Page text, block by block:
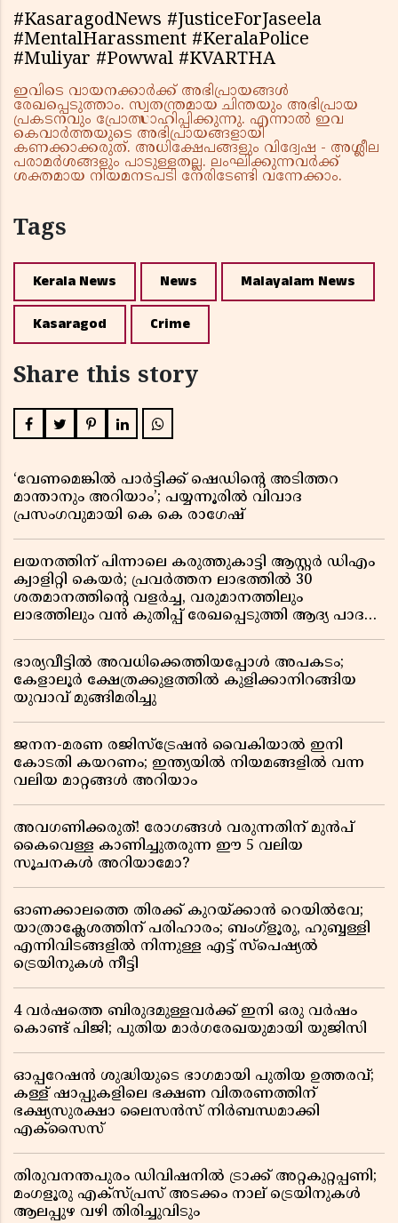
#KasaragodNews #JusticeForJaseela
#MentalHarassment #KeralaPolice
#Muliyar #Powwal #KVARTHA
ഇവിടെ വായനക്കാർക്ക് അഭിപ്രായങ്ങൾ
രേഖപ്പെടുത്താം. സ്വതന്ത്രമായ ചിന്തയും അഭിപ്രായ
പ്രകടനവും പ്രോത്സാഹിപ്പിക്കുന്നു. എന്നാൽ ഇവ
കെവാർത്തയുടെ അഭിപ്രായങ്ങളായി
കണക്കാക്കരുത്. അധിക്ഷേപങ്ങളും വിദ്വേഷ - അശ്ലീല
പരാമർശങ്ങളും പാടുള്ളതല്ല. ലംഘിക്കുന്നവർക്ക്
ശക്തമായ നിയമനടപടി നേരിടേണ്ടി വന്നേക്കാം.
Tags
Kerala News News Malayalam News
Kasaragod Crime
Share this story
‘വേണമെങ്കിൽ പാർട്ടിക്ക് ഷെഡിൻ്റെ അടിത്തറ
മാന്താനും അറിയാം’; പയ്യന്നൂരിൽ വിവാദ
പ്രസംഗവുമായി കെ കെ രാഗേഷ്
ലയനത്തിന് പിന്നാലെ കരുത്തുകാട്ടി ആസ്റ്റർ ഡിഎം
ക്വാളിറ്റി കെയർ; പ്രവർത്തന ലാഭത്തിൽ 30
ശതമാനത്തിൻ്റെ വളർച്ച, വരുമാനത്തിലും
ലാഭത്തിലും വൻ കുതിപ്പ് രേഖപ്പെടുത്തി ആദ്യ പാദ
ഭാര്യവീട്ടിൽ അവധിക്കെത്തിയപ്പോൾ അപകടം;
കേളാലൂർ ക്ഷേത്രക്കുളത്തിൽ കുളിക്കാനിറങ്ങിയ
യുവാവ് മുങ്ങിമരിച്ചു
ജനന-മരണ രജിസ്ട്രേഷൻ വൈകിയാൽ ഇനി
കോടതി കയറണം; ഇന്ത്യയിൽ നിയമങ്ങളിൽ വന്ന
വലിയ മാറ്റങ്ങൾ അറിയാം
അവഗണിക്കരുത്! രോഗങ്ങൾ വരുന്നതിന് മുൻപ്
കൈവെള്ള കാണിച്ചുതരുന്ന ഈ 5 വലിയ
സൂചനകൾ അറിയാമോ?
ഓണക്കാലത്തെ തിരക്ക് കുറയ്ക്കാൻ റെയിൽവേ;
യാത്രാക്ലേശത്തിന് പരിഹാരം; ബംഗ്ളൂരു, ഹുബ്ബള്ളി
എന്നിവിടങ്ങളിൽ നിന്നുള്ള എട്ട് സ്പെഷ്യൽ
ട്രെയിനുകൾ നീട്ടി
4 വർഷത്തെ ബിരുദമുള്ളവർക്ക് ഇനി ഒരു വർഷം
കൊണ്ട് പിജി; പുതിയ മാർഗരേഖയുമായി യുജിസി
ഓപ്പറേഷൻ ശുദ്ധിയുടെ ഭാഗമായി പുതിയ ഉത്തരവ്;
കള്ള് ഷാപ്പുകളിലെ ഭക്ഷണ വിതരണത്തിന്
ഭക്ഷ്യസുരക്ഷാ ലൈസൻസ് നിർബന്ധമാക്കി
എക്സൈസ്
തിരുവനന്തപുരം ഡിവിഷനിൽ ട്രാക്ക് അറ്റകുറ്റപ്പണി;
മംഗളൂരു എക്സ്പ്രസ് അടക്കം നാല് ട്രെയിനുകൾ
ആലപ്പുഴ വഴി തിരിച്ചുവിടും